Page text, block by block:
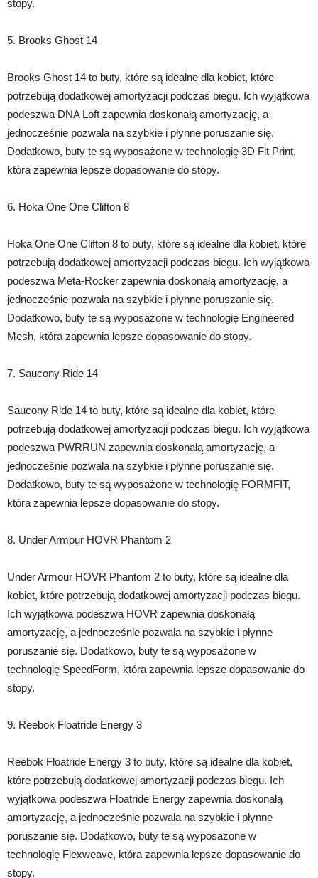
stopy.
5. Brooks Ghost 14
Brooks Ghost 14 to buty, które są idealne dla kobiet, które
potrzebują dodatkowej amortyzacji podczas biegu. Ich wyjątkowa
podeszwa DNA Loft zapewnia doskonałą amortyzację, a
jednocześnie pozwala na szybkie i płynne poruszanie się.
Dodatkowo, buty te są wyposażone w technologię 3D Fit Print,
która zapewnia lepsze dopasowanie do stopy.
6. Hoka One One Clifton 8
Hoka One One Clifton 8 to buty, które są idealne dla kobiet, które
potrzebują dodatkowej amortyzacji podczas biegu. Ich wyjątkowa
podeszwa Meta-Rocker zapewnia doskonałą amortyzację, a
jednocześnie pozwala na szybkie i płynne poruszanie się.
Dodatkowo, buty te są wyposażone w technologię Engineered
Mesh, która zapewnia lepsze dopasowanie do stopy.
7. Saucony Ride 14
Saucony Ride 14 to buty, które są idealne dla kobiet, które
potrzebują dodatkowej amortyzacji podczas biegu. Ich wyjątkowa
podeszwa PWRRUN zapewnia doskonałą amortyzację, a
jednocześnie pozwala na szybkie i płynne poruszanie się.
Dodatkowo, buty te są wyposażone w technologię FORMFIT,
która zapewnia lepsze dopasowanie do stopy.
8. Under Armour HOVR Phantom 2
Under Armour HOVR Phantom 2 to buty, które są idealne dla
kobiet, które potrzebują dodatkowej amortyzacji podczas biegu.
Ich wyjątkowa podeszwa HOVR zapewnia doskonałą
amortyzację, a jednocześnie pozwala na szybkie i płynne
poruszanie się. Dodatkowo, buty te są wyposażone w
technologię SpeedForm, która zapewnia lepsze dopasowanie do
stopy.
9. Reebok Floatride Energy 3
Reebok Floatride Energy 3 to buty, które są idealne dla kobiet,
które potrzebują dodatkowej amortyzacji podczas biegu. Ich
wyjątkowa podeszwa Floatride Energy zapewnia doskonałą
amortyzację, a jednocześnie pozwala na szybkie i płynne
poruszanie się. Dodatkowo, buty te są wyposażone w
technologię Flexweave, która zapewnia lepsze dopasowanie do
stopy.